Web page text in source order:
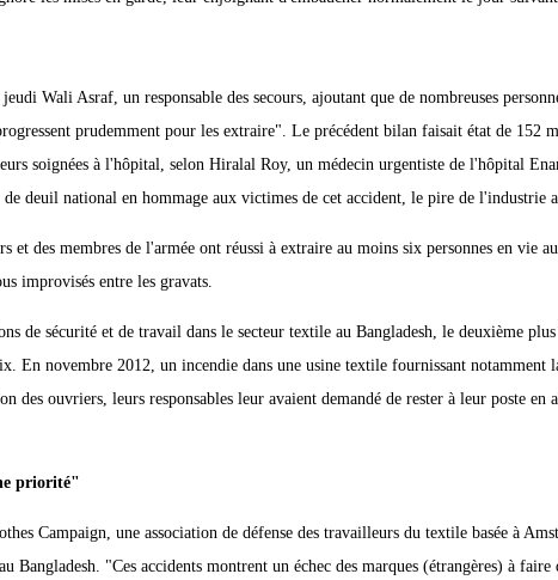
Wali Asraf, un responsable des secours, ajoutant que de nombreuses
prudemment pour les extraire". Le précédent bilan faisait état de 152
soignées à l'hôpital, selon Hiralal Roy, un médecin urgentiste de l'hôpital
deuil national en hommage aux victimes de cet accident, le pire de l'industrie
et des membres de l'armée ont réussi à extraire au moins six personnes en vie
improvisés entre les gravats.
de sécurité et de travail dans le secteur textile au Bangladesh, le deuxième
En novembre 2012, un incendie dans une usine textile fournissant notamment
des ouvriers, leurs responsables leur avaient demandé de rester à leur poste
priorité"
Campaign, une association de défense des travailleurs du textile basée à
Bangladesh. "Ces accidents montrent un échec des marques (étrangères) à